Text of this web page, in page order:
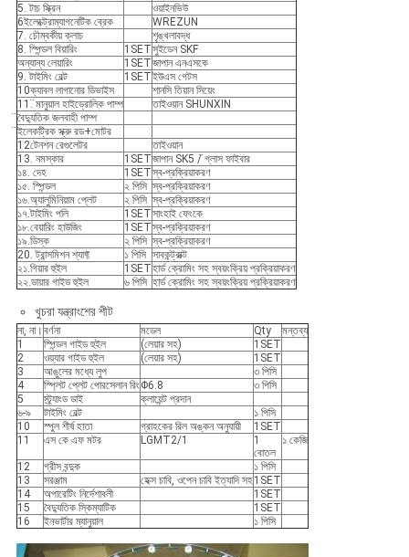
5. টাচ স্ক্রিন
ওয়াইনভিউ
6ইলেক্ট্রোম্যাগনেটিক ব্রেক
WREZUN
7. চৌম্বকীয় ক্লাচ
শৃঙ্খলাবদ্ধ
8. স্পিন্ডল বিয়ারিং
1SETসুইডেন SKF
অন্যান্য লেয়ারিং
1SETজাপান এনএসকে
9. টাইমিং বেল্ট
1SETইউএস গেটস
10ক্যাবল লাগানোর ডিভাইস
শানসি তিয়ান সিয়েং
11. ̈মানুয়াল হাইড্রোলিক পাম্প
তাইওয়ান SHUNXIN
̈বৈদ্যুতিক জলবাহী পাম্প
̈ইলেকট্রিক স্ক্রু রড+মোটর
12টেনশন রেগুলেটর
তাইওয়ান
13. নমস্কার
1SET̈জাপান SK5 / ̈গ্লাস ফাইবার
১৪. দেহ
1SETস্ব-প্রক্রিয়াকরণ
১৫. স্পিন্ডল
২ পিসি স্ব-প্রক্রিয়াকরণ
১৬.অ্যালুমিনিয়াম প্লেট
২ পিসি স্ব-প্রক্রিয়াকরণ
১৭.টাইমিং পলি
1SETসাংহাই ফেংকে
১৮.বেয়ারিং হাউজিং
1SETস্ব-প্রক্রিয়াকরণ
১৯.ডিস্ক
২ পিসি স্ব-প্রক্রিয়াকরণ
20. ট্রান্সমিশন শ্যাফ্ট
১ পিসি সাবকন্ট্রাক্ট
২১.গিয়ার হুইল
1SETহার্ড ক্রোমিং সহ স্বয়ংক্রিয় প্রক্রিয়াকরণ
২২.ডায়ার গাইড হুইল
৬ পিসি হার্ড ক্রোমিং সহ স্বয়ংক্রিয় প্রক্রিয়াকরণ
খুচরা যন্ত্রাংশের শীট
না, না। বর্ণনা মডেল Qty
মন্তব্য
1
স্পিন্ডল গাইড হুইল (লেয়ার সহ)
1SET
2
ওয়্যার গাইড হুইল (লেয়ার সহ)
1SET
3
আঙুলের মধ্যে লুপ
৩ পিসি
4
স্প্লিট প্লেট পোরসেলান রিং Φ6.8
৩ পিসি
5
স্ট্র্যাংড ডাই
ক্লায়েন্ট প্রদান
৬-৯
টাইমিং বেল্ট
১ পিসি
10
স্পুল শীর্ষ হাতা গ্রাহকের রিল অঙ্কন অনুযায়ী
1SET
11
এস কে এফ মটর LGMT2/1
1
বোতল
১ কেজি
12 গ্রীস বন্দুক
১ পিসি
13
সরঞ্জাম হেক্স চাবি, ওপেন চাবি ইত্যাদি সহ1SET
14
অপারেটিং নির্দেশাবলী
1SET
15
বৈদ্যুতিক স্কিম্যাটিক
1SET
16
ইনভার্টার ম্যানুয়াল ১ পিসি